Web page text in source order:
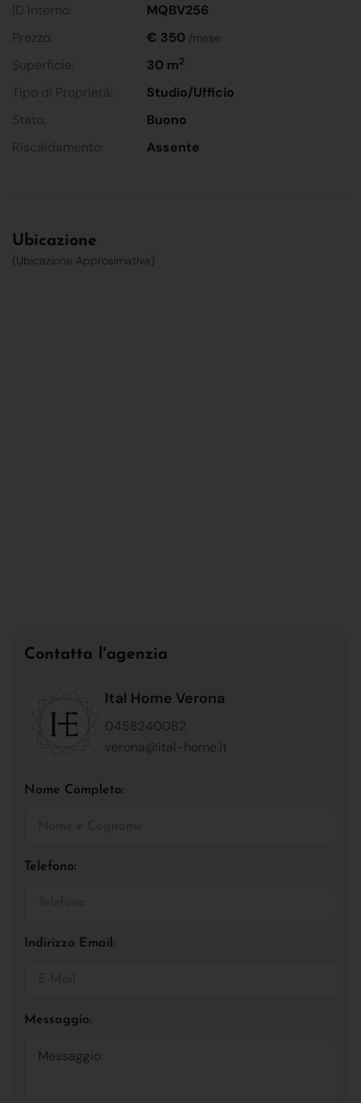
ID Interno:
MQBV256
Prezzo:
€ 350 /mese
Superficie: 30 m2
Tipo di Proprietà:
Studio/Ufficio
Stato:
Buono
Riscaldamento:
Assente
Ubicazione
(Ubicazione Approsimativa)
Contatta l'agenzia
Ital Home Verona
0458240082
verona@ital-home.it
Nome Completo:
Telefono:
Indirizzo Email:
Messaggio: